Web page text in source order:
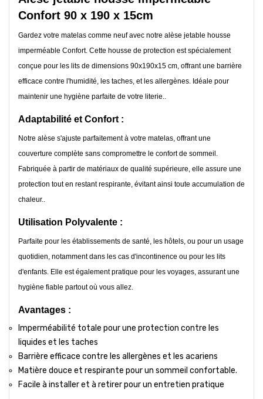
Confort 90 x 190 x 15cm
Gardez votre matelas comme neuf avec notre alèse jetable housse
imperméable Confort. Cette housse de protection est spécialement
conçue pour les lits de dimensions 90x190x15 cm, offrant une barrière
efficace contre l'humidité, les taches, et les allergènes. Idéale pour
maintenir une hygiène parfaite de votre literie..
Adaptabilité et Confort :
Notre alèse s'ajuste parfaitement à votre matelas, offrant une
couverture complète sans compromettre le confort de sommeil.
Fabriquée à partir de matériaux de qualité supérieure, elle assure une
protection tout en restant respirante, évitant ainsi toute accumulation de
chaleur..
Utilisation Polyvalente :
Parfaite pour les établissements de santé, les hôtels, ou pour un usage
quotidien, notamment dans les cas d'incontinence ou pour les lits
d'enfants. Elle est également pratique pour les voyages, assurant une
hygiène fiable partout où vous allez.
Avantages :
Imperméabilité totale pour une protection contre les
liquides et les taches
Barrière efficace contre les allergènes et les acariens
Matière douce et respirante pour un sommeil confortable.
Facile à installer et à retirer pour un entretien pratique